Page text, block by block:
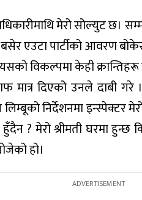
मेरो सोल्युट छ।
बसेर एउटा पार्टीको
विकल्पमा केही
मात्र दिएको उनले दाबी गरे
निर्देशनमा इन्स्पेक्टर
? मेरो श्रीमती घरमा
हो।